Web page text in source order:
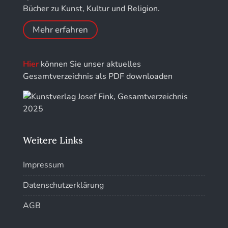
Kunstführer R
Kunstführer Sch
Kunstführer St
Bücher zu Kunst, Kultur und Religion.
Mehr erfahren
Hierkönnen Sie unser aktuelles
Gesamtverzeichnis als PDF downloaden
Weitere Links
Impressum
Datenschutzerklärung
AGB